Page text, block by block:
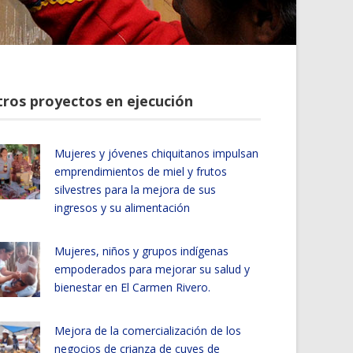
proyectos en ejecución
Mujeres y jóvenes chiquitanos impulsan
emprendimientos de miel y frutos
silvestres para la mejora de sus
ingresos y su alimentación
Mujeres, niños y grupos indígenas
empoderados para mejorar su salud y
bienestar en El Carmen Rivero.
Mejora de la comercialización de los
negocios de crianza de cuyes de